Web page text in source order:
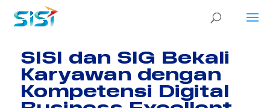
SISI dan SIG Bekali
Karyawan dengan
Kompetensi Digital